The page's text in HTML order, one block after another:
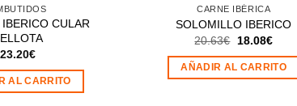
CULAR
23.20€
AL CARRITO
CARNE IBÉRICA
SOLOMILLO IBERICO
20.63€ El
original
era:
18.08€El
actual
es:
AÑADIR AL CARRITO